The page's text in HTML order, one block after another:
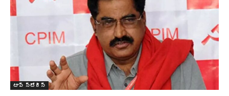
టాప్ స్టోరీస్